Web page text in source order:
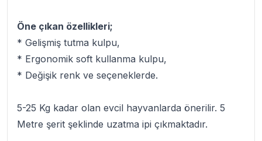
Öne çıkan özellikleri;
* Gelişmiş tutma kulpu,
* Ergonomik soft kullanma kulpu,
* Değişik renk ve seçeneklerde.
5-25 Kg kadar olan evcil hayvanlarda önerilir. 5
Metre şerit şeklinde uzatma ipi çıkmaktadır.